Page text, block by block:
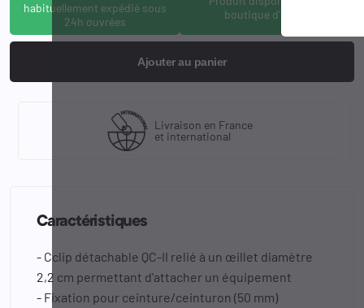
habituellement expédié sous
24h ouvrées
boutique d'Osny
Ajouter au panier
Livraison en France
et international
Caractéristiques
- Cclip détachable QC-II relié à un œillet diamètre
2,2 cm permettant d'attacher un équipement
- Fixation pour ceinture/ceinturon (50 mm)